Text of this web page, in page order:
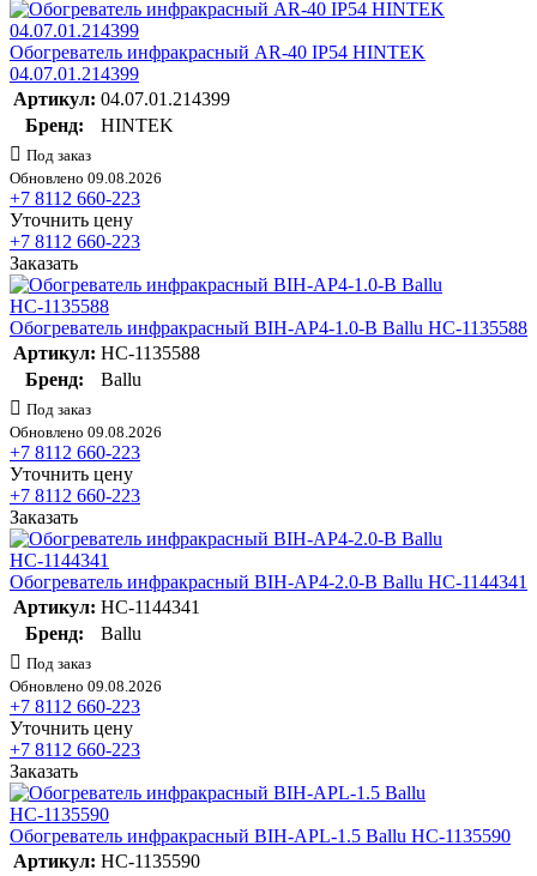
Обогреватель инфракрасный AR-40 IP54 HINTEK
04.07.01.214399
Артикул: 04.07.01.214399
Бренд:
HINTEK
Под заказ
Обновлено 09.08.2026
+7 8112 660-223
Уточнить цену
+7 8112 660-223
Заказать
Обогреватель инфракрасный BIH-AP4-1.0-B Ballu НС-1135588
Артикул: НС-1135588
Бренд:
Ballu
Под заказ
Обновлено 09.08.2026
+7 8112 660-223
Уточнить цену
+7 8112 660-223
Заказать
Обогреватель инфракрасный BIH-AP4-2.0-B Ballu НС-1144341
Артикул: НС-1144341
Бренд:
Ballu
Под заказ
Обновлено 09.08.2026
+7 8112 660-223
Уточнить цену
+7 8112 660-223
Заказать
Обогреватель инфракрасный BIH-APL-1.5 Ballu НС-1135590
Артикул: НС-1135590